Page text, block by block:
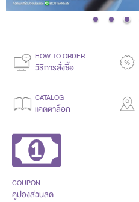
HOW TO ORDER
วิธีการสั่งซื้อ
CATALOG
แคตตาล็อก
COUPON
คูปองส่วนลด